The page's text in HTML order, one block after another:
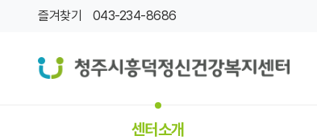
아동청소년사업
즐겨찾기 043-234-8686
센터소개